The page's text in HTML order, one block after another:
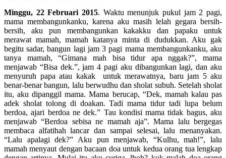
Minggu, 22 Februari 2015. Waktu menunjuk pukul jam 2 pagi,
mama membangunkanku, karena aku masih lelah gegara bersih-
bersih, aku pun membangunkan kakakku dan papaku untuk
merawat mamah, mamah katanya minta di dudukkan. Aku gak
begitu sadar, bangun lagi jam 3 pagi mama membangunkanku, aku
tanya mamah, “Gimana mah bisa tidur apa nggak?”, mama
menjawab “Bisa dek.”, jam 4 pagi aku dibangunkan lagi, dan aku
menyuruh papa atau kakak untuk merawatnya, baru jam 5 aku
benar-benar bangun, lalu berwudhu dan sholat subuh. Setelah sholat
itu, aku dipanggil mama. Mama berucap, “Dek, mamah kalau pas
adek sholat tolong di doakan. Tadi mama tidur tadi lupa belum
berdoa, ajari berdoa ne dek.” Tau kondisi mama tidak bagus, aku
menjawab “Berdoa sebisa ne mamah aja”. Mama lalu bergegas
membaca alfatihah lancar dan sampai selesai, lalu menanyakan.
“Lalu apalagi dek?” Aku pun menjawab, “Kulhu, mah!”, lalu
mamah menyaut dengan bacaan doa untuk kedua orang tua lengkap